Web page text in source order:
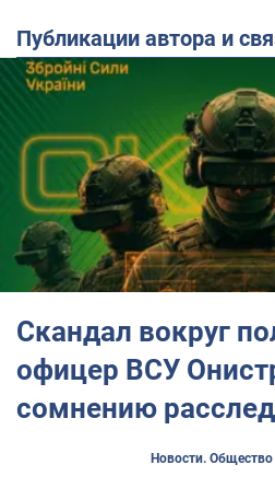
Публикации автора и
Скандал вокруг
офицер ВСУ
сомнению
Новости. Общество